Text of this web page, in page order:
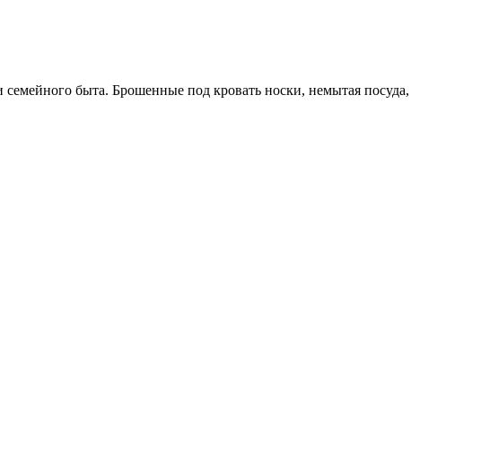
быта. Брошенные под кровать носки, немытая посуда,